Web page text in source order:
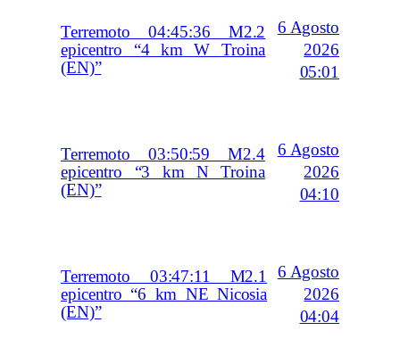
Terremoto 04:45:36 M2.2
epicentro “4 km W Troina
(EN)”
6 Agosto
2026
05:01
Terremoto 03:50:59 M2.4
epicentro “3 km N Troina
(EN)”
6 Agosto
2026
04:10
Terremoto 03:47:11 M2.1
epicentro “6 km NE Nicosia
(EN)”
6 Agosto
2026
04:04